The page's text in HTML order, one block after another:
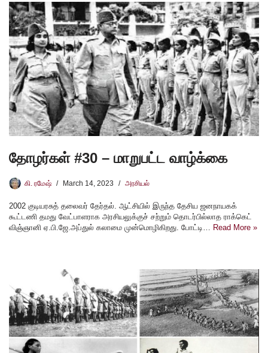
தோழர்கள் #30 – மாறுபட்ட வாழ்க்கை
கி. ரமேஷ் March 14, 2023 அரசியல்
2002 குடியரசுத் தலைவர் தேர்தல். ஆட்சியில் இருந்த தேசிய ஜனநாயகக்
கூட்டணி தமது வேட்பாளராக அரசியலுக்குச் சற்றும் தொடர்பில்லாத ராக்கெட்
விஞ்ஞானி ஏ.பி.ஜே.அப்துல் கலாமை முன்மொழிகிறது. போட்டி… Read More »